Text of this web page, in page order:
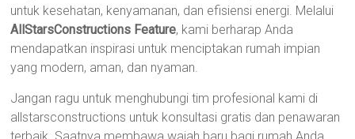
untuk kesehatan, kenyamanan, dan efisiensi energi. Melalui
AllStarsConstructions Feature, kami berharap Anda
mendapatkan inspirasi untuk menciptakan rumah impian
yang modern, aman, dan nyaman.
Jangan ragu untuk menghubungi tim profesional kami di
allstarsconstructions untuk konsultasi gratis dan penawaran